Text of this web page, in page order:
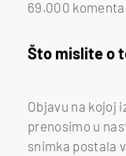
69.000
Što mislite o
Objavu na kojoj
prenosimo u
snimka postala